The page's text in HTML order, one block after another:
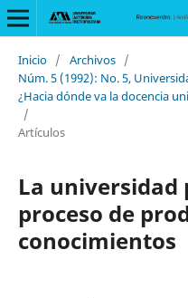
Inicio / Archivos /
Núm. 5 (1992): No. 5,
¿Hacia dónde va la docencia
/
Artículos
La universidad
proceso de
conocimientos